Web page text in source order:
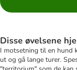
Disse øvelsene
I motsetning til en hund
ut og gå lange turer.